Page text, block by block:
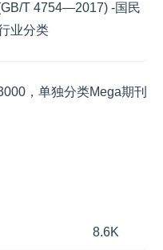
T 4754—2017) -国民
业分类
，单独分类Mega期刊
8.6K